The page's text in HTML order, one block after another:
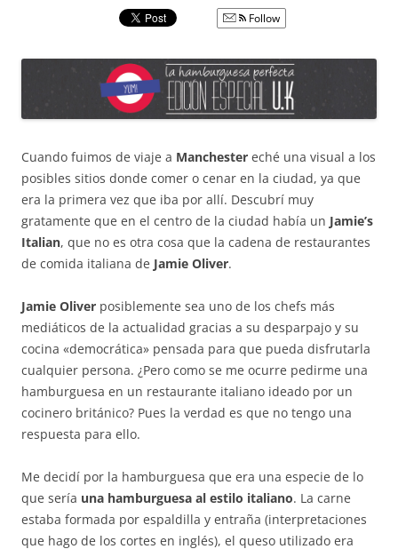
Follow
Cuando fuimos de viaje a Manchester eché una visual a los
posibles sitios donde comer o cenar en la ciudad, ya que
era la primera vez que iba por allí. Descubrí muy
gratamente que en el centro de la ciudad había un Jamie’s
Italian, que no es otra cosa que la cadena de restaurantes
de comida italiana de Jamie Oliver.
Jamie Oliver posiblemente sea uno de los chefs más
mediáticos de la actualidad gracias a su desparpajo y su
cocina «democrática» pensada para que pueda disfrutarla
cualquier persona. ¿Pero como se me ocurre pedirme una
hamburguesa en un restaurante italiano ideado por un
cocinero británico? Pues la verdad es que no tengo una
respuesta para ello.
Me decidí por la hamburguesa que era una especie de lo
que sería una hamburguesa al estilo italiano. La carne
estaba formada por espaldilla y entraña (interpretaciones
que hago de los cortes en inglés), el queso utilizado era